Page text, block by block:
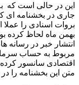
این در حالی است که
جاری در بخشنامه ای
بهمن ماه لحاظ کرده
انتشار خبر در رسانه
مربوط به حساب
متن این بخشنامه را